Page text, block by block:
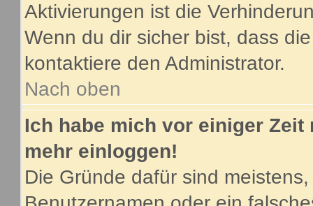
Aktivierungen ist die
Wenn du dir sicher bist, dass
kontaktiere den Administrator.
Nach oben
Ich habe mich vor einiger
mehr einloggen!
Die Gründe dafür sind